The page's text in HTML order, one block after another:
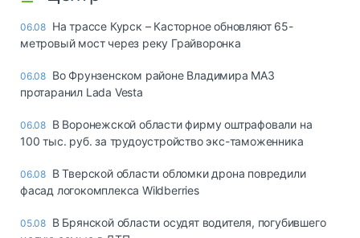
06.08 На трассе Курск – Касторное обновляют 65-
метровый мост через реку Грайворонка
06.08 Во Фрунзенском районе Владимира МАЗ
протаранил Lada Vesta
06.08 В Воронежской области фирму оштрафовали на
100 тыс. руб. за трудоустройство экс-таможенника
06.08 В Тверской области обломки дрона повредили
фасад логокомплекса Wildberries
05.08 В Брянской области осудят водителя, погубившего